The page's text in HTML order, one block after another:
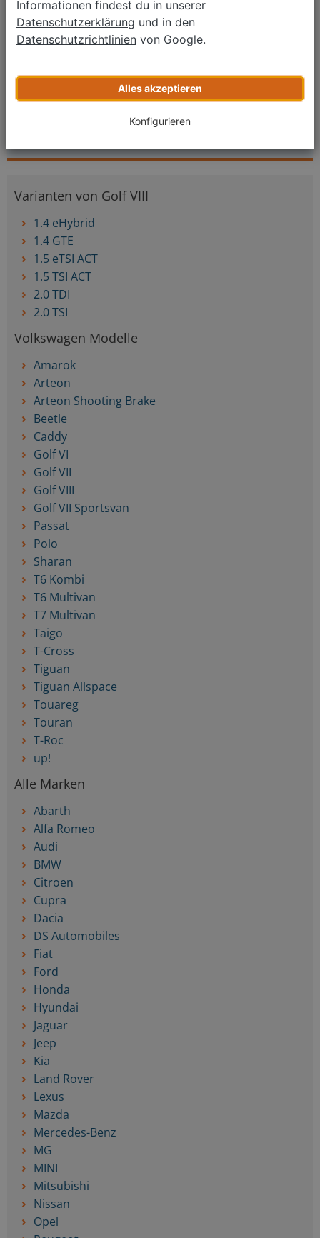
Jetzt kostenlos bewerten
Varianten von Golf VIII
1.4 eHybrid
1.4 GTE
1.5 eTSI ACT
1.5 TSI ACT
2.0 TDI
2.0 TSI
Volkswagen Modelle
Amarok
Arteon
Arteon Shooting Brake
Beetle
Caddy
Golf VI
Golf VII
Golf VIII
Golf VII Sportsvan
Passat
Polo
Sharan
T6 Kombi
T6 Multivan
T7 Multivan
Taigo
T-Cross
Tiguan
Tiguan Allspace
Touareg
Touran
T-Roc
up!
Alle Marken
Abarth
Alfa Romeo
Audi
BMW
Citroen
Cupra
Dacia
DS Automobiles
Fiat
Ford
Honda
Hyundai
Jaguar
Jeep
Kia
Land Rover
Lexus
Mazda
Mercedes-Benz
MG
MINI
Mitsubishi
Nissan
Opel
Informationen findest du in unserer
Datenschutzerklärung und in den
Datenschutzrichtlinien von Google.
Alles akzeptieren
Konfigurieren